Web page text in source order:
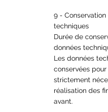
9 -
techniques
Durée de
données
Les données
conservées
strictement
réalisation des
avant.